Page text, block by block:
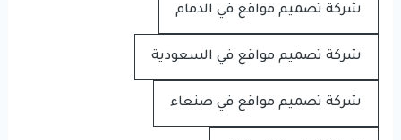
شركة تصميم مواقع في الدمام
شركة تصميم مواقع في السعودية
شركة تصميم مواقع في صنعاء